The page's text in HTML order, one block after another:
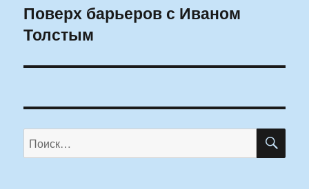
Следующая
запись:
Поверх барьеров с Иваном
Толстым
Искать: